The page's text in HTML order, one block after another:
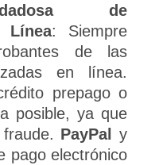
de
Línea: Siempre
de las
en línea.
prepago o
posible, ya que
PayPal
y
pago electrónico